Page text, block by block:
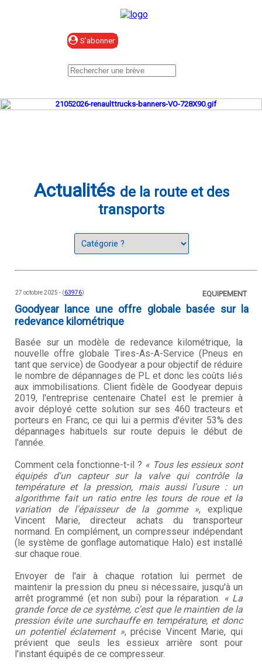
Actualités de la route et des
transports
27 octobre 2025 - (63976) EQUIPEMENT
Goodyear lance une offre globale basée sur la
redevance kilométrique
Basée sur un modèle de redevance kilométrique, la
nouvelle offre globale Tires-As-A-Service (Pneus en
tant que service) de Goodyear a pour objectif de réduire
le nombre de dépannages de PL et donc les coûts liés
aux immobilisations. Client fidèle de Goodyear depuis
2019, l'entreprise centenaire Chatel est le premier à
avoir déployé cette solution sur ses 460 tracteurs et
porteurs en Franc, ce qui lui a permis d'éviter 53% des
dépannages habituels sur route depuis le début de
l'année.
Comment cela fonctionne-t-il ? « Tous les essieux sont
équipés d'un capteur sur la valve qui contrôle la
température et la pression, mais aussi l'usure : un
algorithme fait un ratio entre les tours de roue et la
variation de l'épaisseur de la gomme », explique
Vincent Marie, directeur achats du transporteur
normand. En complément, un compresseur indépendant
(le système de gonflage automatique Halo) est installé
sur chaque roue.
Envoyer de l'air à chaque rotation lui permet de
maintenir la pression du pneu si nécessaire, jusqu'à un
arrêt programmé (et non subi) pour la réparation. « La
grande force de ce système, c'est que le maintien de la
pression évite une surchauffe en température, et donc
un potentiel éclatement », précise Vincent Marie, qui
prévient que seuls les essieux arrière sont pour
l'instant équipés de ce compresseur.